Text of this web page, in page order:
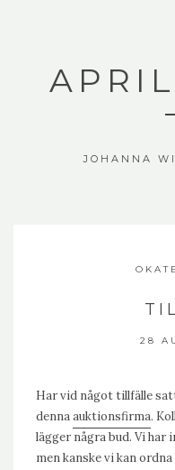
JOHANNA
28
Har vid något tillfälle
dennaauktionsfirma.
lägger några bud. Vi
men kanske vi kan